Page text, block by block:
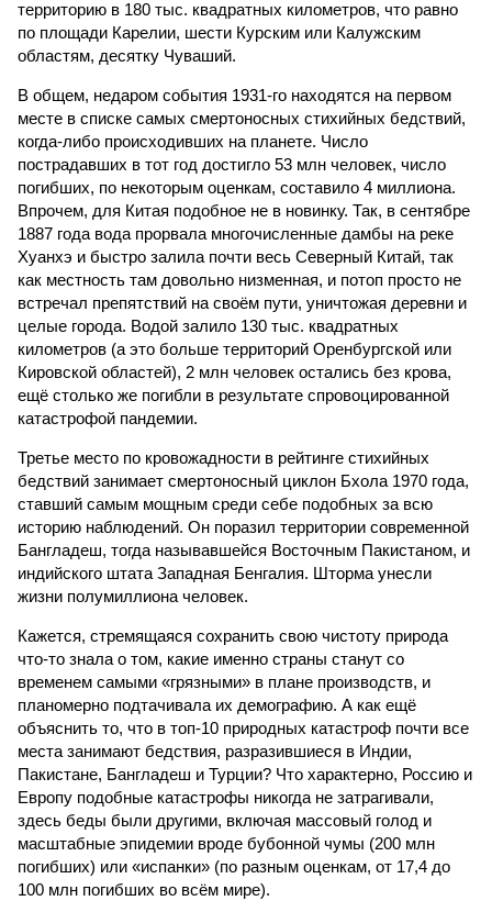
территорию в 180 тыс. квадратных километров, что равно
по площади Карелии, шести Курским или Калужским
областям, десятку Чуваший.
В общем, недаром события 1931-го находятся на первом
месте в списке самых смертоносных стихийных бедствий,
когда-либо происходивших на планете. Число
пострадавших в тот год достигло 53 млн человек, число
погибших, по некоторым оценкам, составило 4 миллиона.
Впрочем, для Китая подобное не в новинку. Так, в сентябре
1887 года вода прорвала многочисленные дамбы на реке
Хуанхэ и быстро залила почти весь Северный Китай, так
как местность там довольно низменная, и потоп просто не
встречал препятствий на своём пути, уничтожая деревни и
целые города. Водой залило 130 тыс. квадратных
километров (а это больше территорий Оренбургской или
Кировской областей), 2 млн человек остались без крова,
ещё столько же погибли в результате спровоцированной
катастрофой пандемии.
Третье место по кровожадности в рейтинге стихийных
бедствий занимает смертоносный циклон Бхола 1970 года,
ставший самым мощным среди себе подобных за всю
историю наблюдений. Он поразил территории современной
Бангладеш, тогда называвшейся Восточным Пакистаном, и
индийского штата Западная Бенгалия. Шторма унесли
жизни полумиллиона человек.
Кажется, стремящаяся сохранить свою чистоту природа
что-то знала о том, какие именно страны станут со
временем самыми «грязными» в плане производств, и
планомерно подтачивала их демографию. А как ещё
объяснить то, что в топ-10 природных катастроф почти все
места занимают бедствия, разразившиеся в Индии,
Пакистане, Бангладеш и Турции? Что характерно, Россию и
Европу подобные катастрофы никогда не затрагивали,
здесь беды были другими, включая массовый голод и
масштабные эпидемии вроде бубонной чумы (200 млн
погибших) или «испанки» (по разным оценкам, от 17,4 до
100 млн погибших во всём мире).